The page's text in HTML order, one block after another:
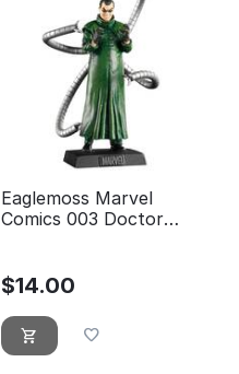
Eaglemoss Marvel
Comics 003 Doctor
$14.00